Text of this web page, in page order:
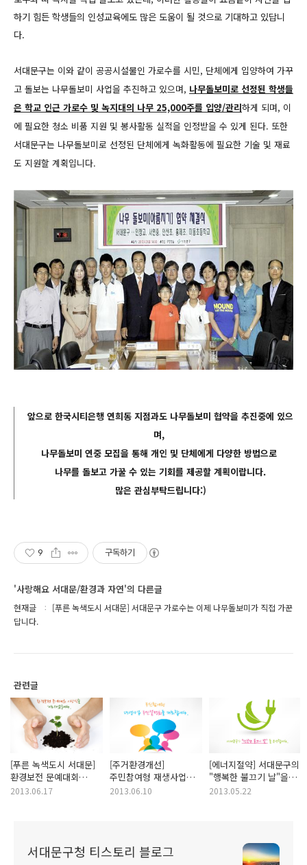
하기 힘든 학생들의 인성교육에도 많은 도움이 될 것으로 기대하고 있답니
다.
서대문구는 이와 같이 공공시설물인 가로수를 시민, 단체에게 입양하여 가꾸
고 돌보는 나무돌보미 사업을 추진하고 있으며, 나무돌보미로 선정된 학생들
은 학교 인근 가로수 및 녹지대의 나무 25,000주를 입양/관리하게 되며, 이
에 필요한 청소 비품 지원 및 봉사활동 실적을 인정받을 수 있게 된다. 또한
서대문구는 나무돌보미로 선정된 단체에게 녹화활동에 필요한 기술 및 재료
도 지원할 계획입니다.
앞으로 한국시티은행 연희동 지점과도 나무돌보미 협약을 추진중에 있으
며,
나무돌보미 연중 모집을 통해 개인 및 단체에게 다양한 방법으로
나무를 돌보고 가꿀 수 있는 기회를 제공할 계획이랍니다.
많은 관심부탁드립니다:)
9 구독하기
'사랑해요 서대문/환경과 자연'의 다른글
현재글
[푸른 녹색도시 서대문] 서대문구 가로수는 이제 나무돌보미가 직접 가꾼
답니다.
관련글
[푸른 녹색도시 서대문]
환경보전 문예대회
시상식을
2013.06.17
[주거환경개선]
주민참여형 재생사업
주민설명회를
2013.06.10
[에너지절약] 서대문구의
"행복한 불끄기 날"을
아시나요?
2013.05.22
서대문구청 티스토리 블로그